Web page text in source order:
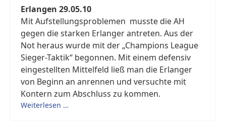
Erlangen 29.05.10
Mit Aufstellungsproblemen musste die AH
gegen die starken Erlanger antreten. Aus der
Not heraus wurde mit der „Champions League
Sieger-Taktik“ begonnen. Mit einem defensiv
eingestellten Mittelfeld ließ man die Erlanger
von Beginn an anrennen und versuchte mit
Kontern zum Abschluss zu kommen.
Weiterlesen …